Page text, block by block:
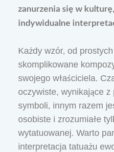
zanurzenia się w
indywidualne
Każdy wzór, od
skomplikowane
swojego właściciela.
oczywiste, wynikające
symboli, innym razem
osobiste i zrozumiałe
wytatuowanej. Warto
interpretacja tatuażu